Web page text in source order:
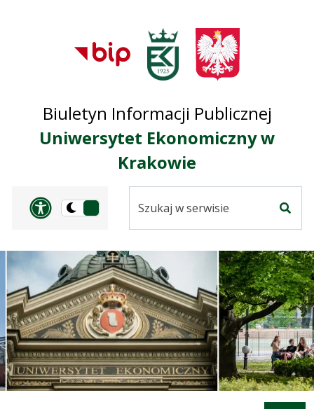
Przejdź do
głównego menu
Przejdź do treści
Przejdź do mapy
serwisu
Biuletyn Informacji Publicznej
Uniwersytet Ekonomiczny w
Krakowie
Panel dostosowania
Przełącz
ciemną
serwisie